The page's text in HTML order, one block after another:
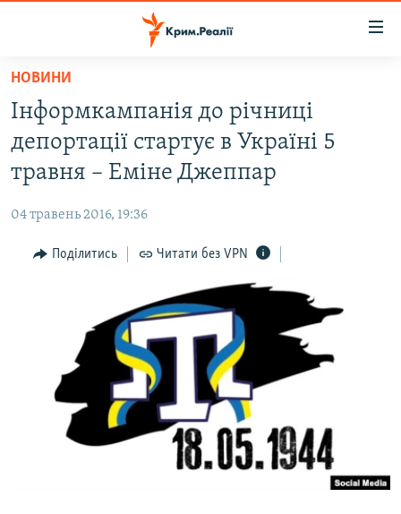
Перейти
основного
матеріалу
до
основної
навігації
Перейти
НОВИНИ
ВОДА.КРИМ
ВІДЕО ТА ФОТО
БЛОГИ
ПОГЛЯД
ВСЕ ЗА ДЕНЬ
СПЕЦПРОЕКТИ
ДЕПОРТАЦІЯ
ВІДЕОУРОКИ «ELIFBE»
СВІДЧЕННЯ ОКУПАЦІЇ
ЯК ОБІЙТИ БЛОКУВАННЯ
Русский
НОВИНИ
Інформкампанія до річниці
депортації стартує в Україні 5
травня – Еміне Джеппар
04 травень 2016, 19:36
Поділитись Читати без VPN